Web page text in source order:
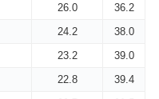
26.0
36.2
24.2
38.0
23.2
39.0
22.8
39.4